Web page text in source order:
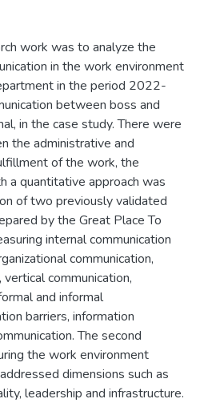
work was to analyze the
in the work environment
in the period 2022-
between boss and
in the case study. There were
the administrative and
of the work, the
a quantitative approach was
of two previously validated
by the Great Place To
internal communication
communication,
communication,
and informal
barriers, information
The second
the work environment
dimensions such as
leadership and infrastructure.